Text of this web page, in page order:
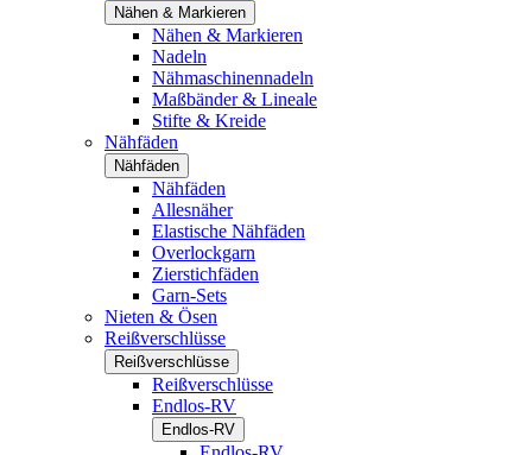
Nähen & Markieren
Nähen & Markieren
Nadeln
Nähmaschinennadeln
Maßbänder & Lineale
Stifte & Kreide
Nähfäden
Nähfäden
Nähfäden
Allesnäher
Elastische Nähfäden
Overlockgarn
Zierstichfäden
Garn-Sets
Nieten & Ösen
Reißverschlüsse
Reißverschlüsse
Reißverschlüsse
Endlos-RV
Endlos-RV